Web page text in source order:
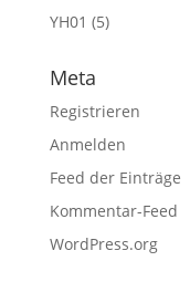
YH01 (5)
Meta
Registrieren
Anmelden
Feed der Einträge
Kommentar-Feed
WordPress.org